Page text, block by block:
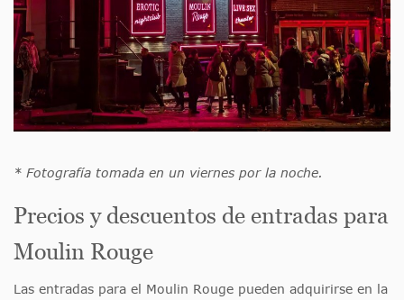
* Fotografía tomada en un viernes por la noche.
Precios y descuentos de entradas para
Moulin Rouge
Las entradas para el Moulin Rouge pueden adquirirse en la